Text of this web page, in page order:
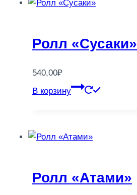
Ролл «Сусаки»
540,00₽
В корзину
Ролл «Атами»